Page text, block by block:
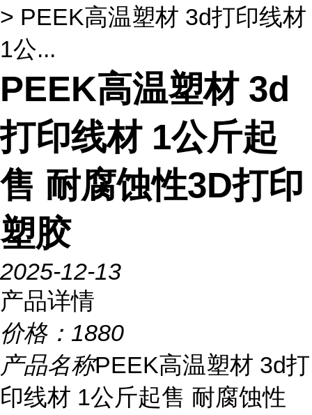
> PEEK高温塑材 3d打印线材
1公...
PEEK高温塑材 3d
打印线材 1公斤起
售 耐腐蚀性3D打印
塑胶
2025-12-13
产品详情
价格： 1880
产品名称PEEK高温塑材 3d打
印线材 1公斤起售 耐腐蚀性